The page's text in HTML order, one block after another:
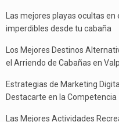
Las mejores playas ocultas
imperdibles desde tu cabaña
Los Mejores Destinos
el Arriendo de Cabañas en
Estrategias de Marketing
Destacarte en la Competencia
Las Mejores Actividades